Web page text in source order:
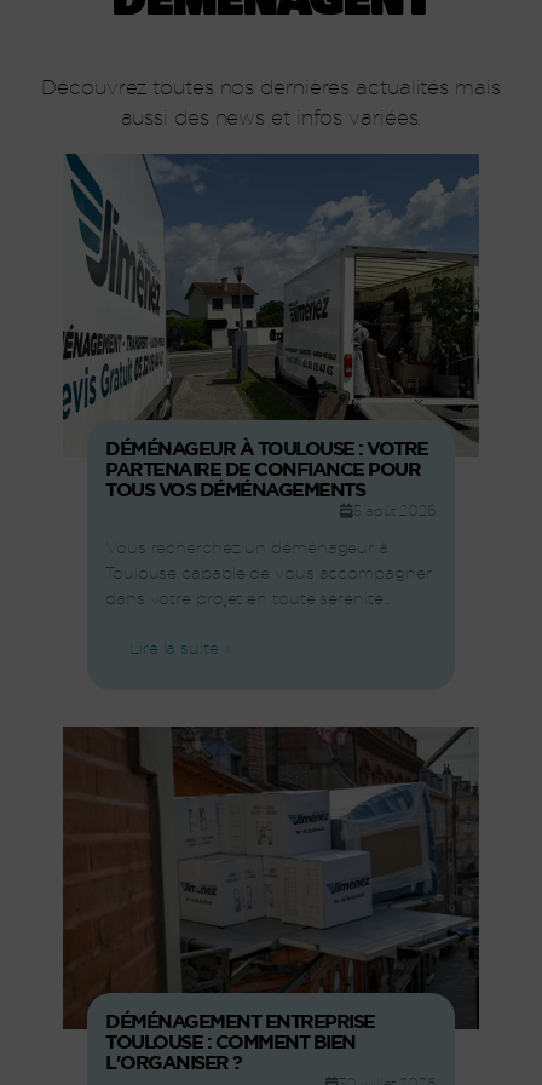
Découvrez toutes nos dernières actualités mais
aussi des news et infos variées.
DÉMÉNAGEUR À TOULOUSE : VOTRE
PARTENAIRE DE CONFIANCE POUR
TOUS VOS DÉMÉNAGEMENTS
5 août 2026
Vous recherchez un déménageur à
Toulouse capable de vous accompagner
dans votre projet en toute sérénité...
Lire la suite »
DÉMÉNAGEMENT ENTREPRISE
TOULOUSE : COMMENT BIEN
L'ORGANISER ?